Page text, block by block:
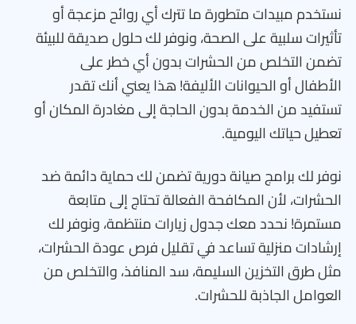
نستخدم مبيدات متطورة ما تترك أي روائح مزعجة أو
تأثيرات سلبية على الصحة، ونوفر لك حلول صديقة للبيئة
تضمن التخلص من الحشرات بدون أي خطر على
الأطفال أو الحيوانات الأليفة! هذا يعني أنك تقدر
تستفيد من الخدمة بدون الحاجة إلى مغادرة المكان أو
تعطيل حياتك اليومية.
نوفر لك برامج صيانة دورية تضمن لك حماية دائمة ضد
الحشرات، لأن المكافحة الفعالة تحتاج إلى متابعة
مستمرة! نحدد معك جدول زيارات منتظمة، ونوفر لك
إرشادات منزلية تساعد في تقليل فرص عودة الحشرات،
مثل طرق التخزين السليمة، سد المنافذ، والتخلص من
العوامل الجاذبة للحشرات.